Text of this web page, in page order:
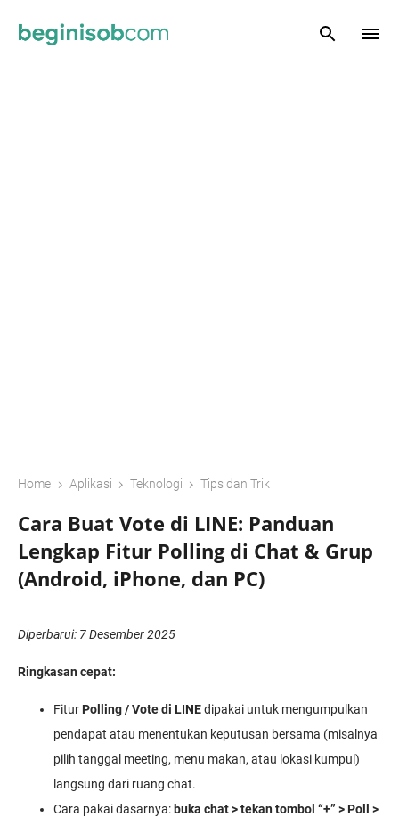
Home › Aplikasi › Teknologi › Tips dan Trik
Cara Buat Vote di LINE: Panduan
Lengkap Fitur Polling di Chat & Grup
(Android, iPhone, dan PC)
Diperbarui: 7 Desember 2025
Ringkasan cepat:
FiturPolling / Vote di LINEdipakai untuk mengumpulkan
pendapat atau menentukan keputusan bersama (misalnya
pilih tanggal meeting, menu makan, atau lokasi kumpul)
langsung dari ruang chat.
Cara pakai dasarnya: buka chat > tekan tombol “+” > Poll >